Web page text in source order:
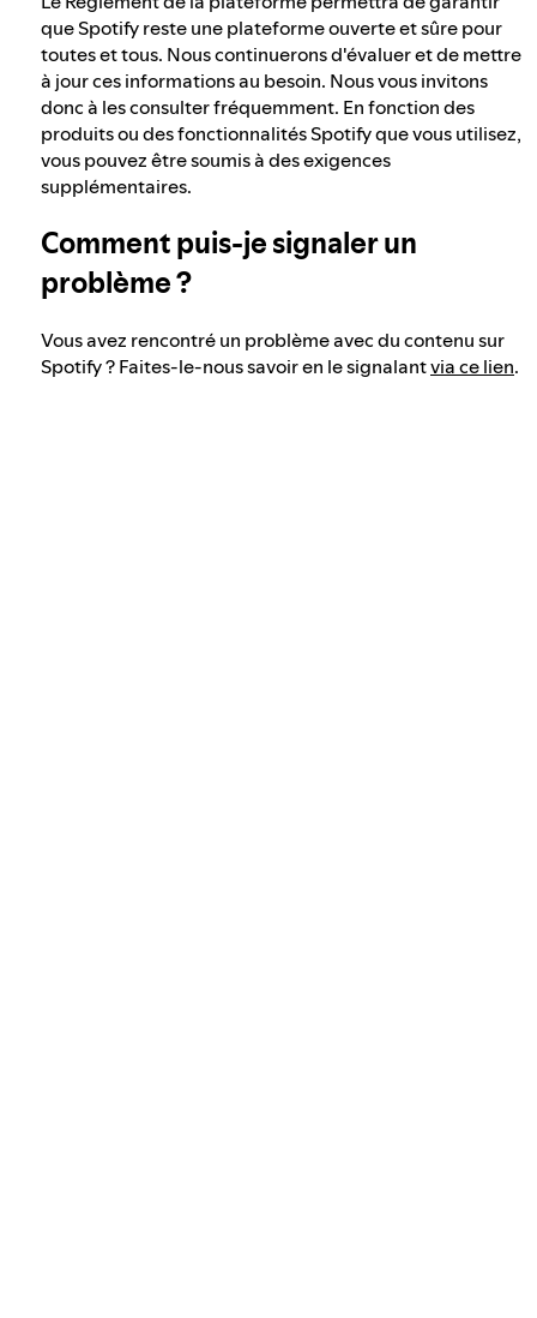
que Spotify reste une plateforme ouverte et sûre pour
toutes et tous. Nous continuerons d'évaluer et de mettre
à jour ces informations au besoin. Nous vous invitons
donc à les consulter fréquemment. En fonction des
produits ou des fonctionnalités Spotify que vous utilisez,
vous pouvez être soumis à des exigences
supplémentaires.
Comment puis-je signaler un
problème ?
Vous avez rencontré un problème avec du contenu sur
Spotify ? Faites-le-nous savoir en le signalantvia ce lien.